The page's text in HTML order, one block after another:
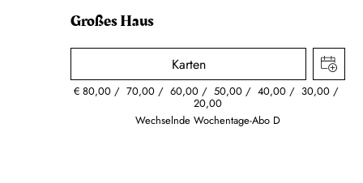
Großes Haus
Karten
€80,00 70,00 60,00 50,00 40,00 30,00
20,00
Wechselnde Wochentage-Abo D